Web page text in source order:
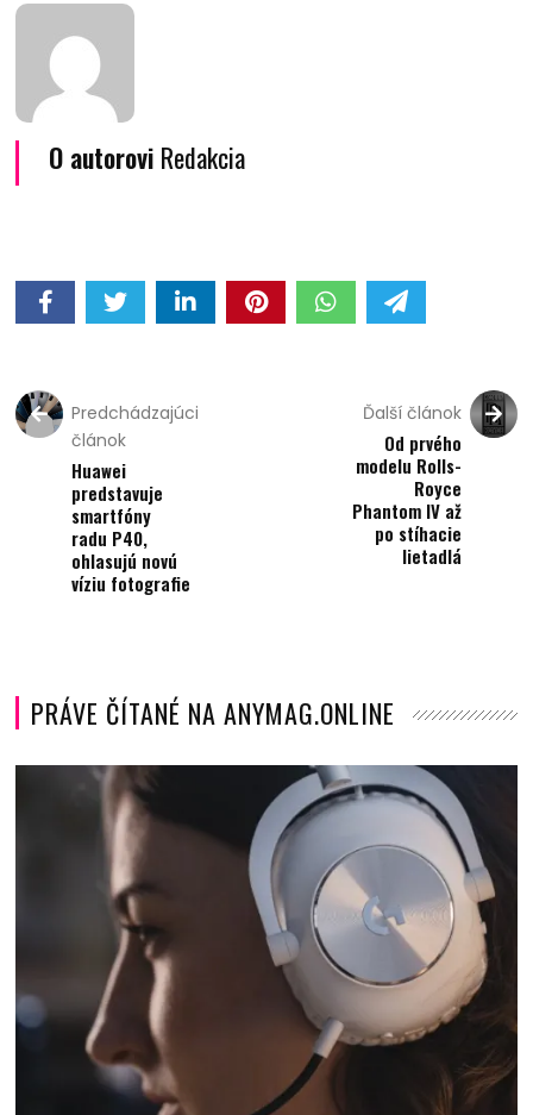
O autorovi Redakcia
Predchádzajúci
článok
Huawei
predstavuje
smartfóny
radu P40,
ohlasujú novú
víziu fotografie
Ďalší článok
Od prvého
modelu Rolls-
Royce
Phantom IV až
po stíhacie
lietadlá
PRÁVE ČÍTANÉ NA ANYMAG.ONLINE